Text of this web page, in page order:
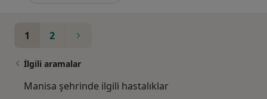
1 2
İlgili aramalar
Manisa şehrinde ilgili hastalıklar